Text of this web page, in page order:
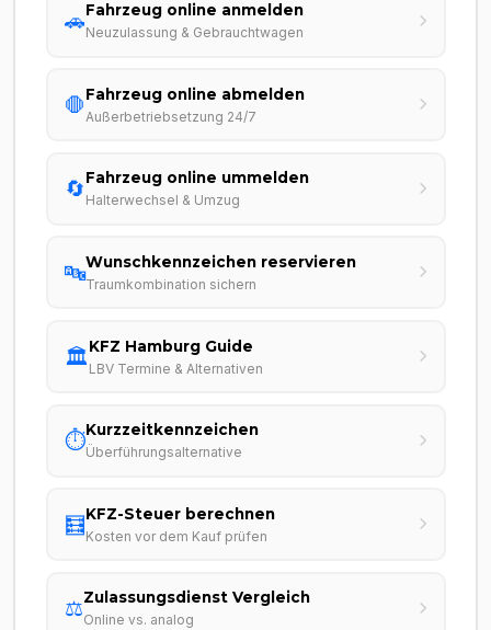
🚗Fahrzeug online anmelden
Neuzulassung & Gebrauchtwagen
🛑Fahrzeug online abmelden
Außerbetriebsetzung 24/7
🔄Fahrzeug online ummelden
Halterwechsel & Umzug
🔤Wunschkennzeichen reservieren
Traumkombination sichern
🏛️KFZ Hamburg Guide
LBV Termine & Alternativen
⏱️Kurzzeitkennzeichen
Überführungsalternative
🧮KFZ-Steuer berechnen
Kosten vor dem Kauf prüfen
⚖️Zulassungsdienst Vergleich
Online vs. analog